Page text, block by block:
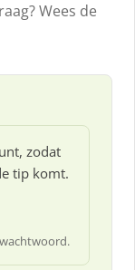
Wees de
zodat
tip komt.